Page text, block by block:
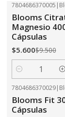
7804686370005 |
Blooms
Magnesio
Cápsulas
$5.600$9.500
Cantidad
7804686370029|
Blooms Fit
Cápsulas